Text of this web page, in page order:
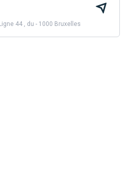
44 , du - 1000 Bruxelles